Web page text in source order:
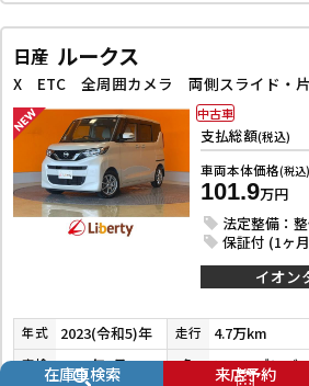
日産 ルークス
支払総額(税込)
車両本体価格(税込)
101.9万円
法定整備：
保証付 (1ヶ
中古車
イオン
年式 2023(令和5)年 走行 4.7万km
車検 2028年1月 色 フローズンバニラ
在庫車検索 来店予約